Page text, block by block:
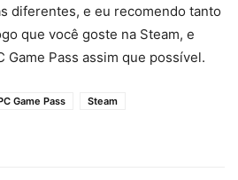
diferentes, e eu recomendo tanto
que você goste na Steam, e
Game Pass assim que possível.
Game Pass
Steam